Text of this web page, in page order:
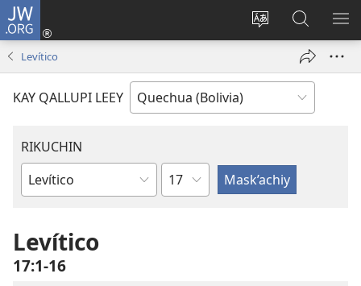
JW.ORG
Change
language
Yaykunapaj
(opens
JW.ORG
nisqapi
Levítico
KAY QALLUPI LEEY
RIKUCHIN
Bibliamanta
Capítulo
Levítico
17:1-16